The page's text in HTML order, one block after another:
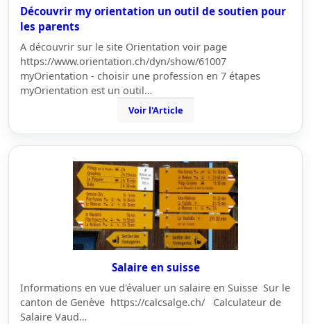
Découvrir my orientation un outil de soutien pour
les parents
A découvrir sur le site Orientation voir page
https://www.orientation.ch/dyn/show/61007
myOrientation - choisir une profession en 7 étapes
myOrientation est un outil…
Voir l'Article
Salaire en suisse
Informations en vue d'évaluer un salaire en Suisse Sur le
canton de Genève https://calcsalge.ch/ Calculateur de
Salaire Vaud…